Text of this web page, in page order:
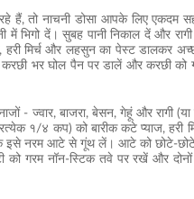
तो नाचनी डोसा आपके लिए एकदम
में भिगो दें। सुबह पानी निकाल दें
हरी मिर्च और लहसुन का पेस्ट डालकर
भर घोल पैन पर डालें और करछी को
- ज्वार, बाजरा, बेसन, गेहूं और रागी
१/४ कप) को बारीक कटे प्याज,
इसे नरम आटे से गूंथ लें। आटे को छोटे-छोटे
गरम नॉन-स्टिक तवे पर रखें और